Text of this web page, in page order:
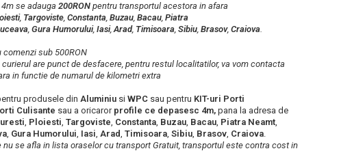
se adauga 200RON pentru transportul acestora in afara
, Targoviste, Constanta, Buzau, Bacau, Piatra
, Gura Humorului, Iasi,Arad, Timisoara, Sibiu, Brasov, Craiova.
comenzi sub 500RON
are punct de desfacere, pentru restul localitatilor, va vom contacta
in functie de numarul de kilometri extra
produsele din Aluminiu si WPC sau pentru KIT-uri Porti
Culisante sau a oricarorprofile ce depasesc 4m, pana la adresa de
, Ploiesti, Targoviste, Constanta, Buzau, Bacau, Piatra Neamt,
, Gura Humorului, Iasi, Arad, Timisoara, Sibiu, Brasov, Craiova.
nu se afla in lista oraselor cu transport Gratuit, transportul este contra cost in